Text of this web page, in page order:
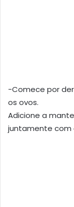
-Comece por
os ovos.
Adicione a
juntamente com